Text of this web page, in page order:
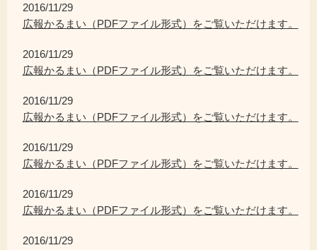
2016/11/29
広報かるまい（PDFファイル形式）をご覧いただけます。
2016/11/29
広報かるまい（PDFファイル形式）をご覧いただけます。
2016/11/29
広報かるまい（PDFファイル形式）をご覧いただけます。
2016/11/29
広報かるまい（PDFファイル形式）をご覧いただけます。
2016/11/29
広報かるまい（PDFファイル形式）をご覧いただけます。
2016/11/29